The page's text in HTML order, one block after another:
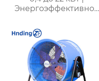
Энергоэффективное
промышленности